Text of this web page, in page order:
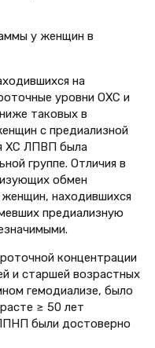
у женщин в
на
уровни ОХС и
таковых в
с предиализной
ХС ЛПВП была
группе. Отличия в
обмен
находившихся
предиализную
концентрации
и старшей возрастных
гемодиализе, было
≥ 50 лет
были достоверно